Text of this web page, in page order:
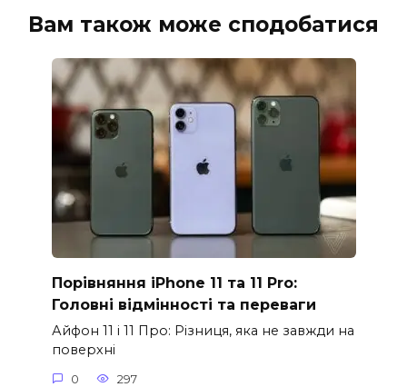
Вам також може сподобатися
Порівняння iPhone 11 та 11 Pro:
Головні відмінності та переваги
Айфон 11 і 11 Про: Різниця, яка не завжди на
поверхні
0 297